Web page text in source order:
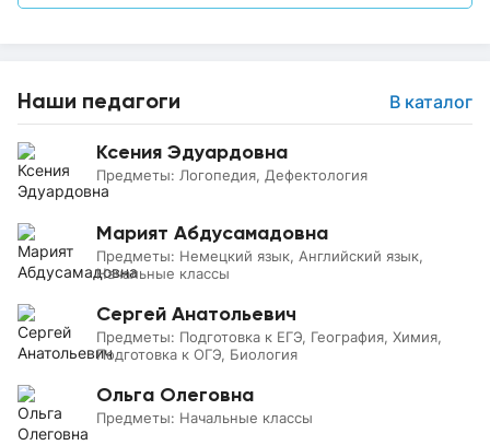
Наши педагоги В каталог
Ксения Эдуардовна
Предметы: Логопедия, Дефектология
Марият Абдусамадовна
Предметы: Немецкий язык, Английский язык,
Начальные классы
Сергей Анатольевич
Предметы: Подготовка к ЕГЭ, География, Химия,
Подготовка к ОГЭ, Биология
Ольга Олеговна
Предметы: Начальные классы